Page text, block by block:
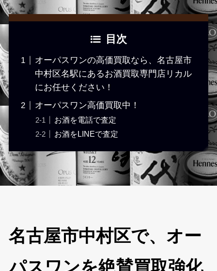
目次
オーパスワンの高価買取なら、名古屋市
中村区名駅にあるお酒買取専門店リカル
にお任せください！
オーパスワン高価買取中！
お酒を電話で査定
お酒をLINEで査定
名古屋市中村区で、オー